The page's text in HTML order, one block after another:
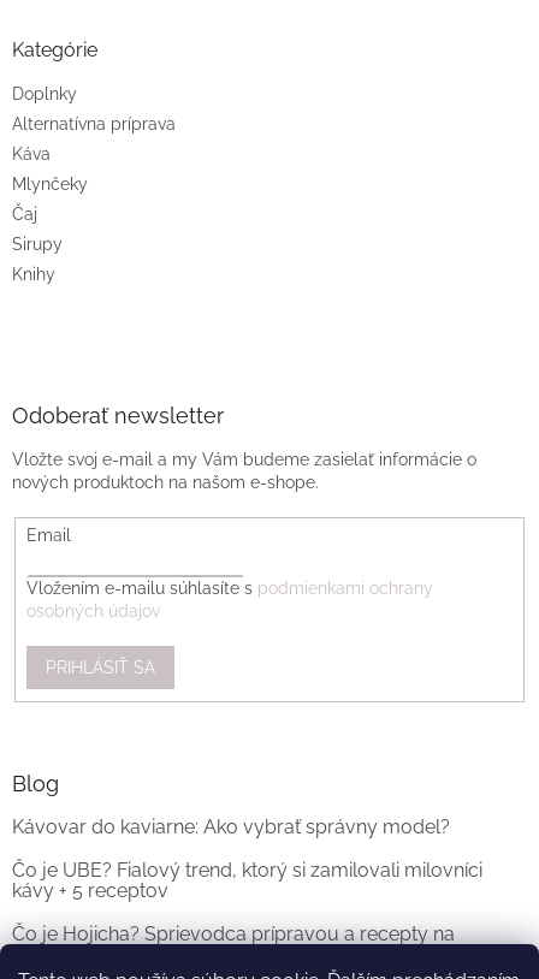
Kategórie
Doplnky
Alternatívna príprava
Káva
Mlynčeky
Čaj
Sirupy
Knihy
Odoberať newsletter
Vložte svoj e-mail a my Vám budeme zasielať informácie o
nových produktoch na našom e-shope.
Email
Vložením e-mailu súhlasíte s podmienkami ochrany
osobných údajov
PRIHLÁSIŤ SA
Blog
Kávovar do kaviarne: Ako vybrať správny model?
Čo je UBE? Fialový trend, ktorý si zamilovali milovníci
kávy + 5 receptov
Čo je Hojicha? Sprievodca prípravou a recepty na